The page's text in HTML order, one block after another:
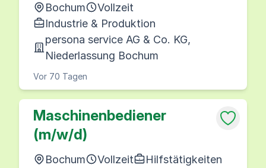
Bochum
Vollzeit
Industrie & Produktion
persona service AG & Co. KG,
Niederlassung Bochum
Vor 70 Tagen
Maschinenbediener
(m/w/d)
Bochum Vollzeit
Hilfstätigkeiten